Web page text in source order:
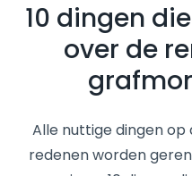
Blog
10 dingen
over de
Alle nuttige dingen
redenen worden